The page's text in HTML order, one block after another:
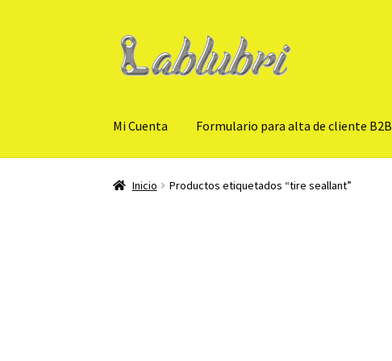
IrIr
al
Mi Cuenta Formulario para alta de cliente B2B
Inicio Productos etiquetados “tire seallant”